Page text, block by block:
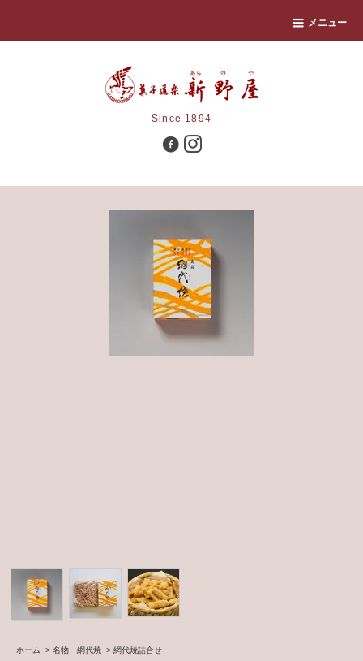
メニュー
Since 1894
ホーム > 名物 網代焼 > 網代焼詰合せ